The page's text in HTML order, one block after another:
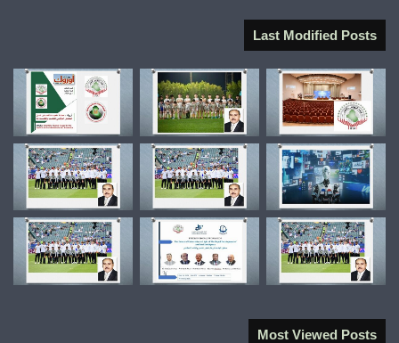
Last Modified Posts
Most Viewed Posts